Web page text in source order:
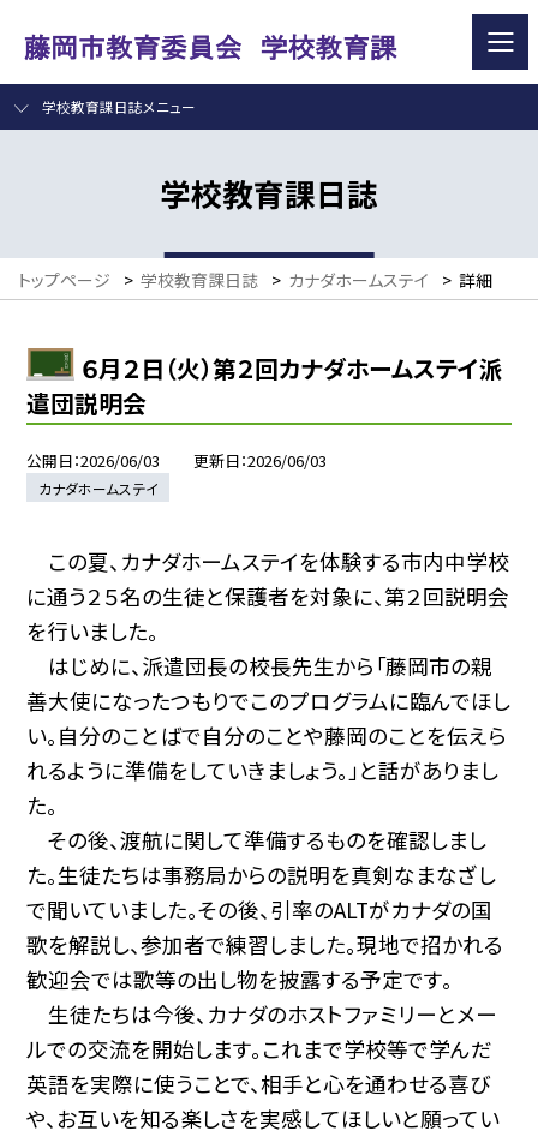
学校教育課日誌メニュー
学校教育課日誌
トップページ > 学校教育課日誌 > カナダホームステイ > 詳細
６月２日（火）第２回カナダホームステイ派
遣団説明会
公開日 2026/06/03 更新日 2026/06/03
カナダホームステイ
この夏、カナダホームステイを体験する市内中学校
に通う２５名の生徒と保護者を対象に、第２回説明会
を行いました。
はじめに、派遣団長の校長先生から「藤岡市の親
善大使になったつもりでこのプログラムに臨んでほし
い。自分のことばで自分のことや藤岡のことを伝えら
れるように準備をしていきましょう。」と話がありまし
た。
その後、渡航に関して準備するものを確認しまし
た。生徒たちは事務局からの説明を真剣なまなざし
で聞いていました。その後、引率のALTがカナダの国
歌を解説し、参加者で練習しました。現地で招かれる
歓迎会では歌等の出し物を披露する予定です。
生徒たちは今後、カナダのホストファミリーとメー
ルでの交流を開始します。これまで学校等で学んだ
英語を実際に使うことで、相手と心を通わせる喜び
や、お互いを知る楽しさを実感してほしいと願ってい